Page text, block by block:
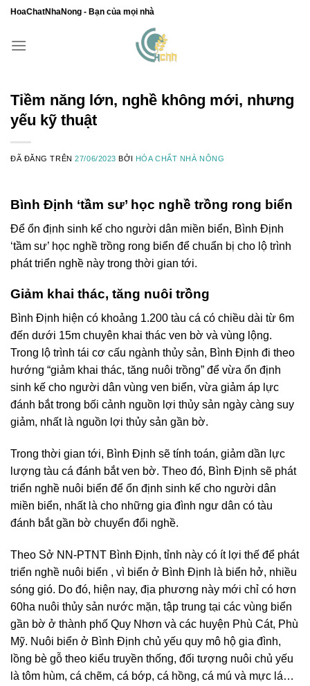
Chuyển
nội
HoaChatNhaNong - Bạn của mọi nhà
Tiềm năng lớn, nghề không mới, nhưng
yếu kỹ thuật
ĐÃ ĐĂNG TRÊN27/06/2023 BỞI HÓA CHẤT NHÀ NÔNG
Bình Định ‘tầm sư’ học nghề trồng rong biển
Để ổn định sinh kế cho người dân miền biển, Bình Định
‘tầm sư’ học nghề trồng rong biển để chuẩn bị cho lộ trình
phát triển nghề này trong thời gian tới.
Giảm khai thác, tăng nuôi trồng
Bình Định hiện có khoảng 1.200 tàu cá có chiều dài từ 6m
đến dưới 15m chuyên khai thác ven bờ và vùng lộng.
Trong lộ trình tái cơ cấu ngành thủy sản, Bình Định đi theo
hướng “giảm khai thác, tăng nuôi trồng” để vừa ổn định
sinh kế cho người dân vùng ven biển, vừa giảm áp lực
đánh bắt trong bối cảnh nguồn lợi thủy sản ngày càng suy
giảm, nhất là nguồn lợi thủy sản gần bờ.
Trong thời gian tới, Bình Định sẽ tính toán, giảm dần lực
lượng tàu cá đánh bắt ven bờ. Theo đó, Bình Định sẽ phát
triển nghề nuôi biển để ổn định sinh kế cho người dân
miền biển, nhất là cho những gia đình ngư dân có tàu
đánh bắt gần bờ chuyển đổi nghề.
Theo Sở NN-PTNT Bình Định, tỉnh này có ít lợi thế để phát
triển nghề nuôi biển , vì biển ở Bình Định là biển hở, nhiều
sóng gió. Do đó, hiện nay, địa phương này mới chỉ có hơn
60ha nuôi thủy sản nước mặn, tập trung tại các vùng biển
gần bờ ở thành phố Quy Nhơn và các huyện Phù Cát, Phù
Mỹ. Nuôi biển ở Bình Định chủ yếu quy mô hộ gia đình,
lồng bè gỗ theo kiểu truyền thống, đối tượng nuôi chủ yếu
là tôm hùm, cá chẽm, cá bớp, cá hồng, cá mú và mực lá…